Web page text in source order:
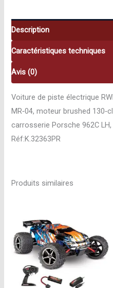
Kit
monté
à
rouler
1/28
K.32363PR
Description
Caractéristiques techniques
Avis (0)
Voiture de piste électrique
MR‑04, moteur brushed
carrosserie Porsche 962C
Réf:K.32363PR
Produits similaires